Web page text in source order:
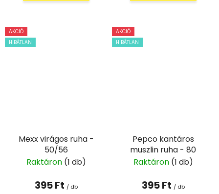
AKCIÓ
HIBÁTLAN
Mexx virágos ruha -
50/56
Raktáron (1 db)
395 Ft / db
AKCIÓ
HIBÁTLAN
Pepco kantáros
muszlin ruha - 80
Raktáron (1 db)
395 Ft / db